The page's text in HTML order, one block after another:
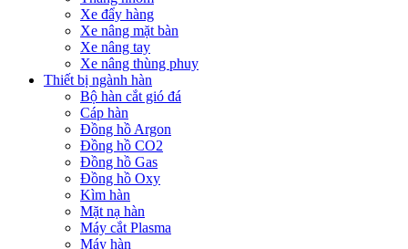
Xe đẩy hàng
Xe nâng mặt bàn
Xe nâng tay
Xe nâng thùng phuy
Thiết bị ngành hàn
Bộ hàn cắt gió đá
Cáp hàn
Đồng hồ Argon
Đồng hồ CO2
Đồng hồ Gas
Đồng hồ Oxy
Kìm hàn
Mặt nạ hàn
Máy cắt Plasma
Máy hàn